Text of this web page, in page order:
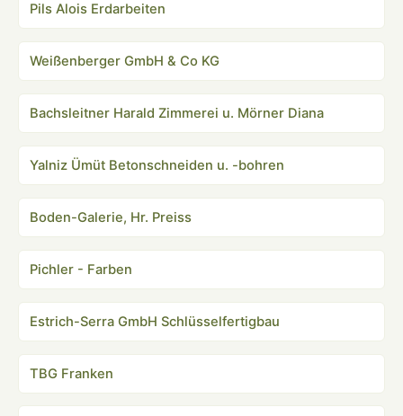
Pils Alois Erdarbeiten
Weißenberger GmbH & Co KG
Bachsleitner Harald Zimmerei u. Mörner Diana
Yalniz Ümüt Betonschneiden u. -bohren
Boden-Galerie, Hr. Preiss
Pichler - Farben
Estrich-Serra GmbH Schlüsselfertigbau
TBG Franken